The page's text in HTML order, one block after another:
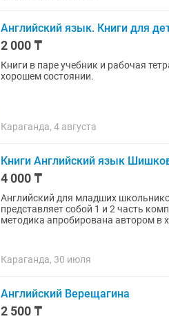
Английский язык. Книги для
2 000 ₸
Книги в паре учебник и рабочая
хорошем состоянии.
Караганда, 4 августа
Книги Английский язык
4 000 ₸
Английский для младших
представляет собой 1 и 2 часть
методика апробирована автором в
Караганда, 30 июля
Английский Верещагина
2 500 ₸